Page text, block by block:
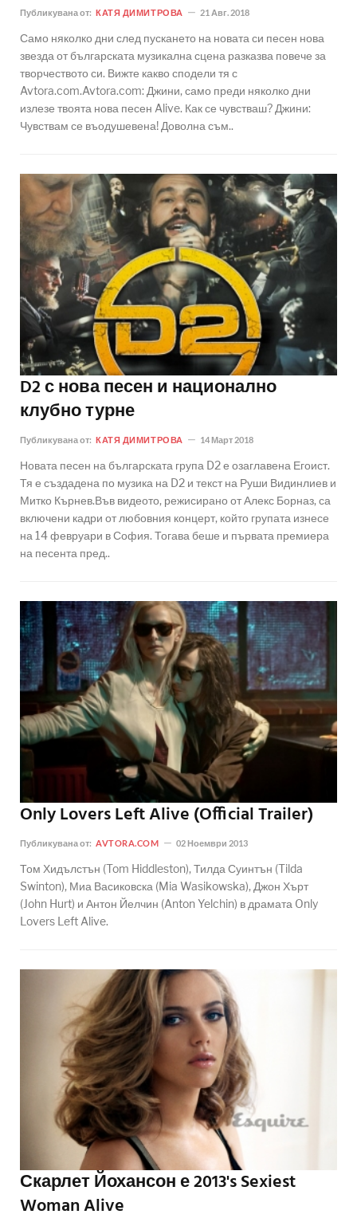
Публикувана от: КАТЯ ДИМИТРОВА 21 Авг. 2018
Само няколко дни след пускането на новата си песен нова
звезда от българската музикална сцена разказва повече за
творчеството си. Вижте какво сподели тя с
Avtora.com.Avtora.com: Джини, само преди няколко дни
излезе твоята нова песен Alive. Как се чувстваш? Джини:
Чувствам се въодушевена! Доволна съм..
D2 с нова песен и национално
клубно турне
Публикувана от: КАТЯ ДИМИТРОВА 14 Март 2018
Новата песен на българската група D2 е озаглавена Егоист.
Тя е създадена по музика на D2 и текст на Руши Видинлиев и
Митко Кърнев.Във видеото, режисирано от Алекс Борназ, са
включени кадри от любовния концерт, който групата изнесе
на 14 февруари в София. Тогава беше и първата премиера
на песента пред..
Only Lovers Left Alive (Official Trailer)
Публикувана от: AVTORA.COM 02 Ноември 2013
Том Хидълстън (Tom Hiddleston), Тилда Суинтън (Tilda
Swinton), Миа Васиковска (Mia Wasikowska), Джон Хърт
(John Hurt) и Антон Йелчин (Anton Yelchin) в драмата Only
Lovers Left Alive.
Скарлет Йохансон е 2013's Sexiest
Woman Alive